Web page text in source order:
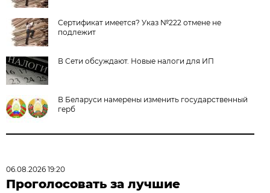
Сертификат имеется? Указ №222 отмене не
подлежит
В Сети обсуждают. Новые налоги для ИП
В Беларуси намерены изменить государственный
герб
06.08.2026 19:20
Проголосовать за лучшие